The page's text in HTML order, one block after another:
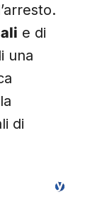
e di
una
di